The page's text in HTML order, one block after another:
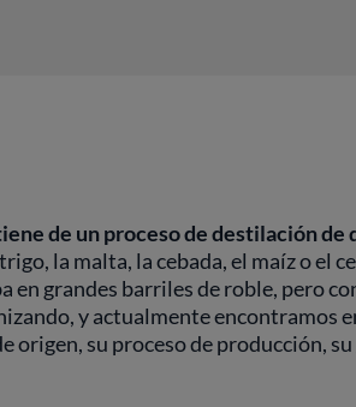
de un proceso de destilación de
la malta, la cebada, el maíz o el
grandes barriles de roble, pero
y actualmente encontramos
origen, su proceso de producción,